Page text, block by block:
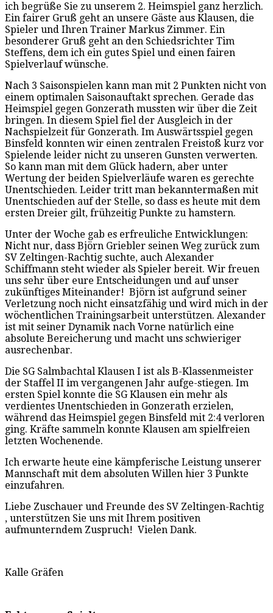
ich begrüße Sie zu unserem 2. Heimspiel ganz herzlich.
Ein fairer Gruß geht an unsere Gäste aus Klausen, die
Spieler und Ihren Trainer Markus Zimmer. Ein
besonderer Gruß geht an den Schiedsrichter Tim
Steffens, dem ich ein gutes Spiel und einen fairen
Spielverlauf wünsche.
Nach 3 Saisonspielen kann man mit 2 Punkten nicht von
einem optimalen Saisonauftakt sprechen. Gerade das
Heimspiel gegen Gonzerath mussten wir über die Zeit
bringen. In diesem Spiel fiel der Ausgleich in der
Nachspielzeit für Gonzerath. Im Auswärtsspiel gegen
Binsfeld konnten wir einen zentralen Freistoß kurz vor
Spielende leider nicht zu unseren Gunsten verwerten.
So kann man mit dem Glück hadern, aber unter
Wertung der beiden Spielverläufe waren es gerechte
Unentschieden. Leider tritt man bekanntermaßen mit
Unentschieden auf der Stelle, so dass es heute mit dem
ersten Dreier gilt, frühzeitig Punkte zu hamstern.
Unter der Woche gab es erfreuliche Entwicklungen:
Nicht nur, dass Björn Griebler seinen Weg zurück zum
SV Zeltingen-Rachtig suchte, auch Alexander
Schiffmann steht wieder als Spieler bereit. Wir freuen
uns sehr über eure Entscheidungen und auf unser
zukünftiges Miteinander! Björn ist aufgrund seiner
Verletzung noch nicht einsatzfähig und wird mich in der
wöchentlichen Trainingsarbeit unterstützen. Alexander
ist mit seiner Dynamik nach Vorne natürlich eine
absolute Bereicherung und macht uns schwieriger
ausrechenbar.
Die SG Salmbachtal Klausen I ist als B-Klassenmeister
der Staffel II im vergangenen Jahr aufge-stiegen. Im
ersten Spiel konnte die SG Klausen ein mehr als
verdientes Unentschieden in Gonzerath erzielen,
während das Heimspiel gegen Binsfeld mit 2:4 verloren
ging. Kräfte sammeln konnte Klausen am spielfreien
letzten Wochenende.
Ich erwarte heute eine kämpferische Leistung unserer
Mannschaft mit dem absoluten Willen hier 3 Punkte
einzufahren.
Liebe Zuschauer und Freunde des SV Zeltingen-Rachtig
, unterstützen Sie uns mit Ihrem positiven
aufmunterndem Zuspruch! Vielen Dank.
Kalle Gräfen